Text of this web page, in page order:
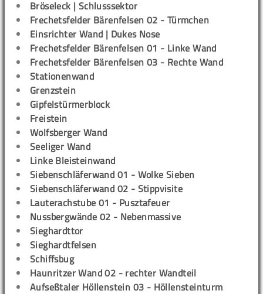
Bröseleck | Schlusssektor
Frechetsfelder Bärenfelsen 02 - Türmchen
Einsrichter Wand | Dukes Nose
Frechetsfelder Bärenfelsen 01 - Linke Wand
Frechetsfelder Bärenfelsen 03 - Rechte Wand
Stationenwand
Grenzstein
Gipfelstürmerblock
Freistein
Wolfsberger Wand
Seeliger Wand
Linke Bleisteinwand
Siebenschläferwand 01 - Wolke Sieben
Siebenschläferwand 02 - Stippvisite
Lauterachstube 01 - Pusztafeuer
Nussbergwände 02 - Nebenmassive
Sieghardttor
Sieghardtfelsen
Schiffsbug
Haunritzer Wand 02 - rechter Wandteil
Aufseßtaler Höllenstein 03 - Höllensteinturm